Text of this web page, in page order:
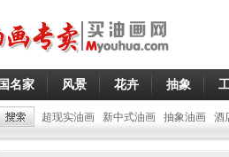
名家 风景 花卉 抽象
超现实油画 新中式油画 抽象油画 酒